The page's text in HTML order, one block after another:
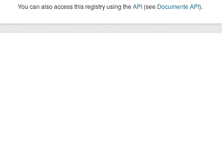
You can also access this registry using theAPI (see Documente API).